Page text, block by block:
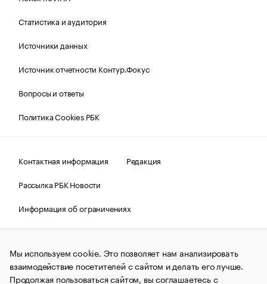
Статистика и аудитория
Источники данных
Источник отчетности Контур.Фокус
Вопросы и ответы
Политика Cookies РБК
Контактная информация
Редакция
Рассылка РБК Новости
Информация об ограничениях
Правовая информация
О соблюдении авторских прав
© АО «РОСБИЗНЕСКОНСАЛТИНГ»,1995–2026.Сообщения
и материалы информационного агентства «РБК»
(зарегистрировано Федеральной службой по надзору в сфере
Мы используем cookie. Это позволяет нам анализировать
взаимодействие посетителей с сайтом и делать его лучше.
Продолжая пользоваться сайтом, вы соглашаетесь с